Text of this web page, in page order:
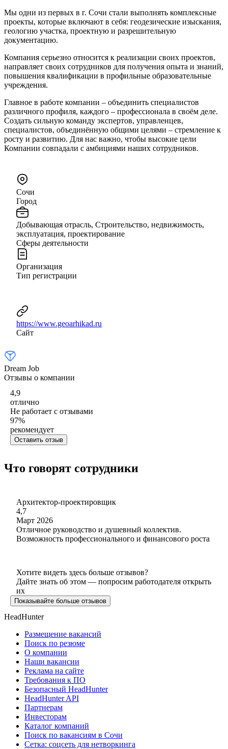
Мы одни из первых в г. Сочи стали выполнять комплексные
проекты, которые включают в себя: геодезические изыскания,
геологию участка, проектную и разрешительную
документацию.
Компания серьезно относится к реализации своих проектов,
направляет своих сотрудников для получения опыта и знаний,
повышения квалификации в профильные образовательные
учреждения.
Главное в работе компании – объединить специалистов
различного профиля, каждого – профессионала в своём деле.
Создать сильную команду экспертов, управленцев,
специалистов, объединённую общими целями – стремление к
росту и развитию. Для нас важно, чтобы высокие цели
Компании совпадали с амбициями наших сотрудников.
Сочи
Город
Добывающая отрасль, Строительство, недвижимость,
эксплуатация, проектирование
Сферы деятельности
Организация
Тип регистрации
https://www.geoarhikad.ru
Сайт
Dream Job
Отзывы о компании
4,9
отлично
Не работает с отзывами
97%
рекомендует
Оставить отзыв
Что говорят сотрудники
Архитектор-проектировщик
4,7
Март 2026
Отличное руководство и душевный коллектив.
Возможность профессионального и финансового роста
Хотите видеть здесь больше отзывов?
Дайте знать об этом — попросим работодателя открыть
их
Показывайте больше отзывов
HeadHunter
Размещение вакансий
Поиск по резюме
О компании
Наши вакансии
Реклама на сайте
Требования к ПО
Безопасный HeadHunter
HeadHunter API
Партнерам
Инвесторам
Каталог компаний
Поиск по вакансиям в Сочи
Сетка: соцсеть для нетворкинга